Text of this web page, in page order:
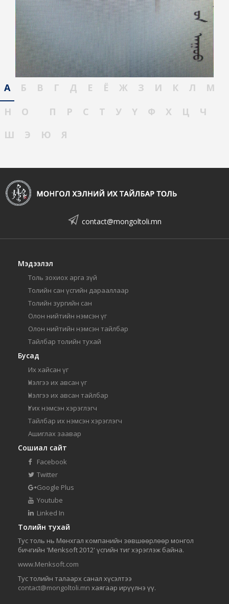
А Б В Г Д Е Ё Ж З И К Л
М
Н
О П Р С Т У Ү Ф Х Ц
Ч
Ш
Э Ю Я
contact@mongoltoli.mn
Мэдээлэл
Толь зохиох арга зүй
Толийн сан үсгийн дарааллаар
Толийн зургийн сан
Олон нийтийн нэмсэн үг
Олон нийтийн нэмсэн тайлбар
Тайлбар толийн тухай
Бусад
Их хайсан үг
Үнэлгээ их авсан үг
Үнэлгээ их авсан тайлбар
Үг их нэмсэн хэрэглэгч
Тайлбар их нэмсэн хэрэглэгч
Ашиглах заавар
Сошиал сайт
Facebook
Twitter
Google Plus
Youtube
Linked In
Толийн тухай
Тус толь нь Мөнхгал компанийн зөвшөөрлөөр монгол
бичгийн 'Menksoft 2012' үсгийн тиг хэрэглэж байна.
www.Menksoft.com
Тус толийн талаарх санал хүсэлтээ
contact@mongoltoli.mn хаягаар ирүүлнэ үү.